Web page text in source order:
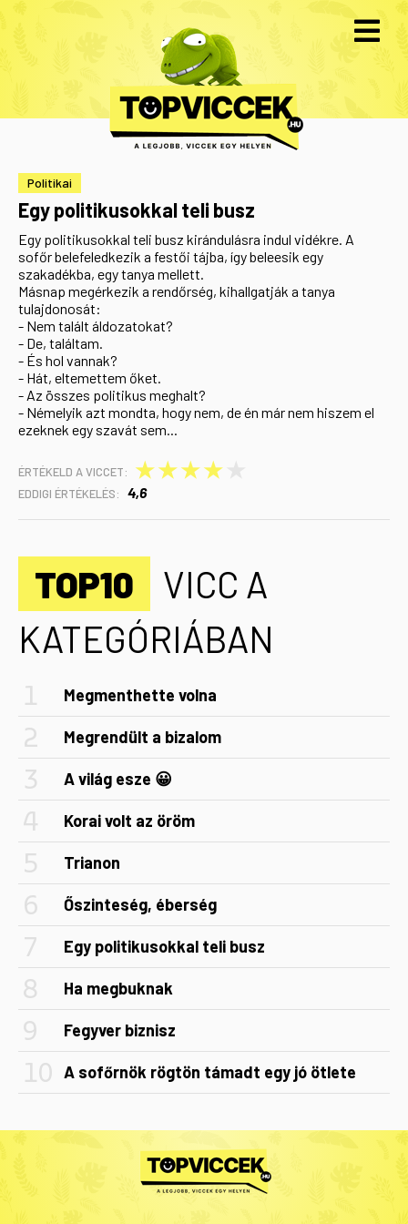
Politikai
Egy politikusokkal teli busz
Egy politikusokkal teli busz kirándulásra indul vidékre. A
sofőr belefeledkezik a festői tájba, így beleesik egy
szakadékba, egy tanya mellett.
Másnap megérkezik a rendőrség, kihallgatják a tanya
tulajdonosát:
- Nem talált áldozatokat?
- De, találtam.
- És hol vannak?
- Hát, eltemettem őket.
- Az összes politikus meghalt?
- Némelyik azt mondta, hogy nem, de én már nem hiszem el
ezeknek egy szavát sem...
ÉRTÉKELD A VICCET: ★
★
★
★
EDDIGI ÉRTÉKELÉS: 4,6
TOP10
VICC A
KATEGÓRIÁBAN
Megmenthette volna
Megrendült a bizalom
A világ esze 😀
Korai volt az öröm
Trianon
Őszinteség, éberség
Egy politikusokkal teli busz
Ha megbuknak
Fegyver biznisz
A sofőrnök rögtön támadt egy jó ötlete